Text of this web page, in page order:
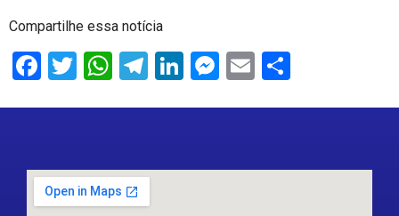
Compartilhe essa notícia
Facebook
Twitter
WhatsApp
Telegram
LinkedIn
Messenger
Email